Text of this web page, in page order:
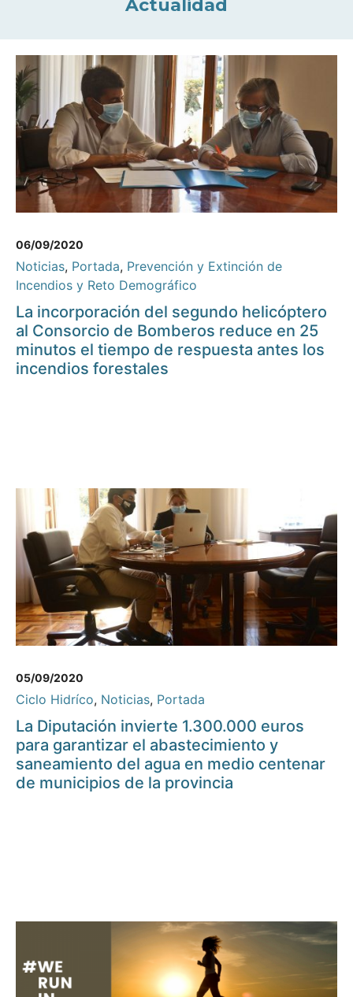
Actualidad
06/09/2020
Noticias, Portada, Prevención y Extinción de
Incendios y Reto Demográfico
La incorporación del segundo helicóptero
al Consorcio de Bomberos reduce en 25
minutos el tiempo de respuesta antes los
incendios forestales
05/09/2020
Ciclo Hidríco, Noticias, Portada
La Diputación invierte 1.300.000 euros
para garantizar el abastecimiento y
saneamiento del agua en medio centenar
de municipios de la provincia